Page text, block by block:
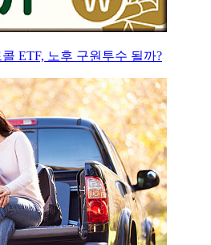
ETF, 노후 구원투수 될까?